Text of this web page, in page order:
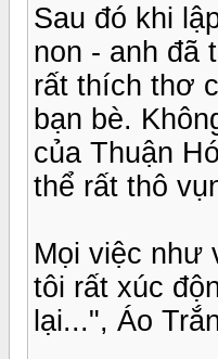
Sau đó khi
non - anh đã
rất thích thơ
bạn bè.
của Thuận
thể rất thô
Mọi việc như
tôi rất xúc
lại...", Áo